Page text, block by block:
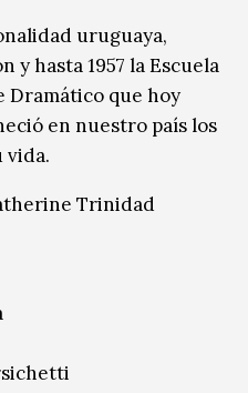
uruguaya,
y hasta 1957 la Escuela
que hoy
en nuestro país los
vida.
Trinidad